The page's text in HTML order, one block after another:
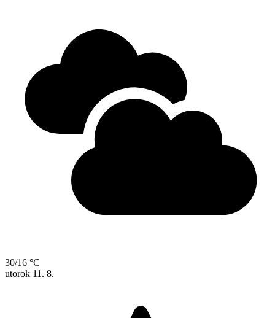
30/16 °C
utorok 11. 8.